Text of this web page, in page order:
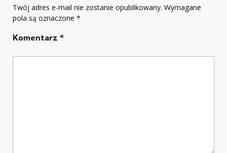
Twój adres e-mail nie zostanie opublikowany. Wymagane
pola są oznaczone *
Komentarz *